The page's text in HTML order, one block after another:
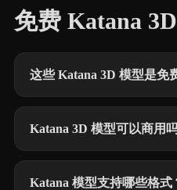
免费 Katana
这些 Katana 3D 模型是免
Katana 3D 模型可以商用
Katana 模型支持哪些格式